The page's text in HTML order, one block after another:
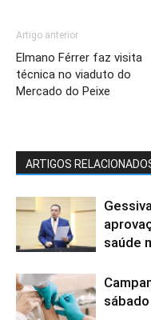
Artigo anterior
Elmano Férrer faz visita
técnica no viaduto do
Mercado do Peixe
ARTIGOS
saúde